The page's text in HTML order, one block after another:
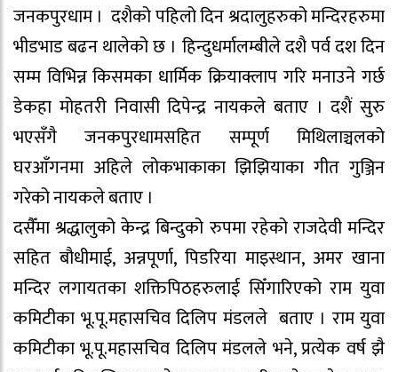
जनकपुरधाम । दशैको पहिलो दिन श्रदालुहरुको मन्दिरहरुमा
भीडभाड बढन थालेको छ । हिन्दुधर्मालम्बीले दशै पर्व दश दिन
सम्म विभिन्न किसमका धार्मिक क्रियाक्लाप गरि मनाउने गर्छ
डेकहा मोहतरी निवासी दिपेन्द्र नायकले बताए । दशैं सुरु
भएसँगै जनकपुरधामसहित सम्पूर्ण मिथिलाञ्चलको
घरआँगनमा अहिले लोकभाकाका झिझियाका गीत गुञ्जिन
गरेको नायकले बताए ।
दसैँमा श्रद्धालुको केन्द्र बिन्दुको रुपमा रहेको राजदेवी मन्दिर
सहित बौधीमाई, अन्नपूर्णा, पिडरिया माइस्थान, अमर खाना
मन्दिर लगायतका शक्तिपिठहरुलाई सिँगारिएको राम युवा
कमिटीका भू.पू.महासचिव दिलिप मंडलले बताए । राम युवा
कमिटीका भू.पू.महासचिव दिलिप मंडलले भने, प्रत्येक वर्ष झै